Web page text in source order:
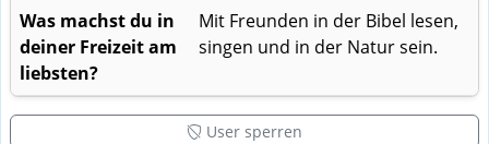
Was machst du in
deiner Freizeit am
liebsten?
Mit Freunden in der Bibel lesen,
singen und in der Natur sein.
User sperren